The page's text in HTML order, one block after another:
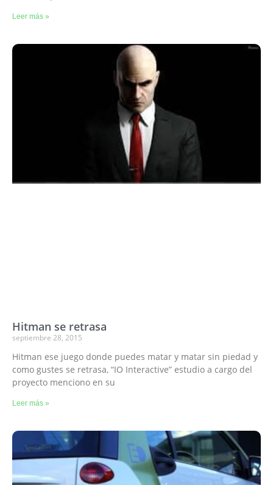
Leer más »
Hitman se retrasa
septiembre 28, 2015
Hitman ese juego donde puedes matar y matar sin piedad y
como gustes se retrasa, “IO Interactive” estudio a cargo del
proyecto menciono en su
Leer más »